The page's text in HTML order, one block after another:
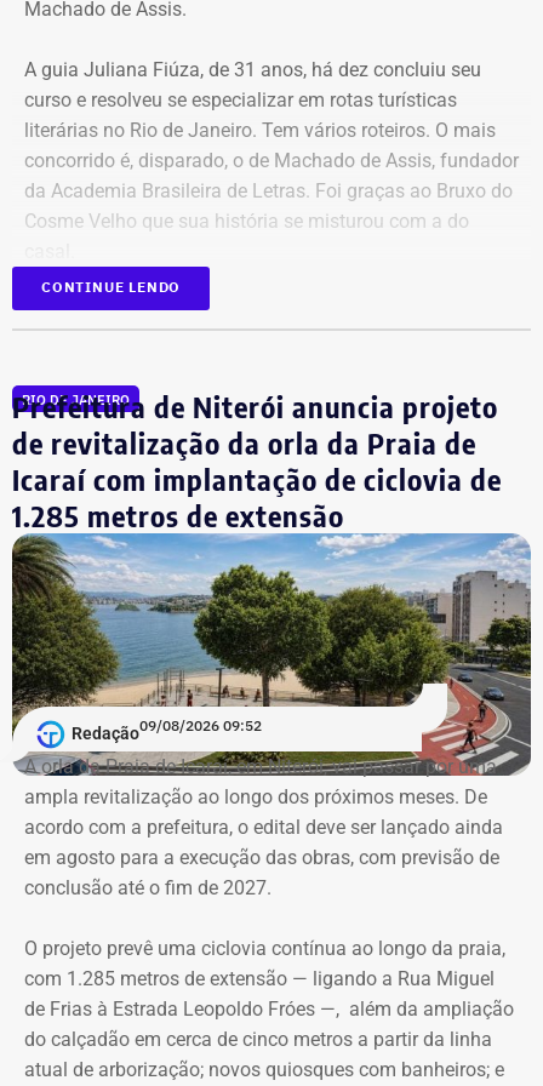
contrário da Procuradoria-Geral da República (PGR), que
a custódia cautelar de Marcelo Conde naquele momento.
Com informações do portal “Metrópoles”.
Machado de Assis.
A guia Juliana Fiúza, de 31 anos, há dez concluiu seu
curso e resolveu se especializar em rotas turísticas
literárias no Rio de Janeiro. Tem vários roteiros. O mais
concorrido é, disparado, o de Machado de Assis, fundador
da Academia Brasileira de Letras. Foi graças ao Bruxo do
Cosme Velho que sua história se misturou com a do
Durante a pandemia, Rui Carvalho e Sofia Vicente
Machado de Assis. Mais um pouco e descobriram-se,
agora, apaixonados um pelo outro. Depois do casamento,
os portugueses procuraram Juliana, que conheceram
através das redes sociais, para comemorar a lua de mel
de um jeito diferente e especial: fazendo o roteiro literário
de Machado de Assis no Rio.
Personagens de uma história contada
e recontada
E as artes do bruxo vão mais longe e criam outra
conexão. O arquiteto e historiador Nireu Cavalcanti tem
um sonho. Nele, caminham pelas ruas do Rio de Janeiro
Bentinho, olhando para os lados, desconfiado do que
aconteceu no passado. O filósofo Quincas Borba filosofa
e se pergunta onde errou. Ao mesmo tempo, o transeunte
interpretados por um tal Dr. Simão Bacamarte, que não
hesitará em levar o desavisado para uma internação
compulsória. Na mente de Nireu, os personagens de um
dos maiores escritores brasileiros de todos os tempos,
Machado de Assis, passeiam por aí, a clamar, como
CONTINUE LENDO
RIO DE JANEIRO
Prefeitura de Niterói anuncia projeto
de revitalização da orla da Praia de
Icaraí com implantação de ciclovia de
1.285 metros de extensão
Redação09/08/2026 09:52
A orla da Praia de Icaraí, em Niterói, vai passar por uma
ampla revitalização ao longo dos próximos meses. De
acordo com a prefeitura, o edital deve ser lançado ainda
em agosto para a execução das obras, com previsão de
conclusão até o fim de 2027.
O projeto prevê uma ciclovia contínua ao longo da praia,
com 1.285 metros de extensão — ligando a Rua Miguel
de Frias à Estrada Leopoldo Fróes —, além da ampliação
do calçadão em cerca de cinco metros a partir da linha
atual de arborização; novos quiosques com banheiros; e